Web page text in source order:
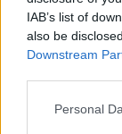
IAB’s list of
also be
Downstream
Please note
Personal
Erős
a hiphoptól a…